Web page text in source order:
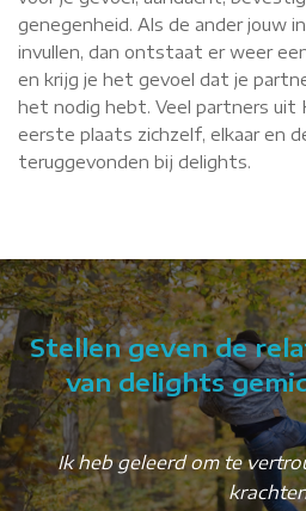
genegenheid. Als de ander jouw
invullen, dan ontstaat er weer
en krijg je het gevoel dat je
het nodig hebt. Veel partners uit
eerste plaats zichzelf, elkaar en
teruggevonden bij delights.
Stellen geven de
van delights
Ik heb geleerd om te